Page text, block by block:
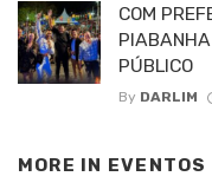
COM
PÚBLICO
By DARLIM
MORE IN EVENTOS